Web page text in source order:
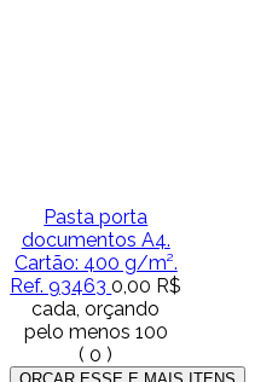
Pasta porta
documentos A4.
Cartão: 400 g/m².
Ref. 934630,00 R$
cada, orçando
pelo menos 100
( 0 )